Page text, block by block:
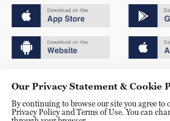
京ICP备20000184号
京公网安备 11010502050052号
Our Privacy Statement & Cookie
By continuing to browse our site you agree to
Privacy Policy and Terms of Use. You can